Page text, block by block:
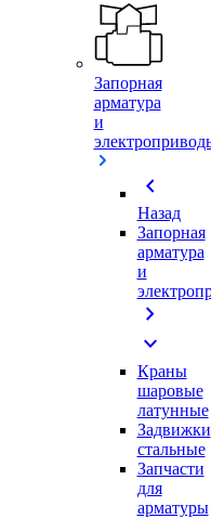
Запорная
арматура
и
chevron_left
Назад
Запорная
арматура
и
chevron_right
expand_more
Краны
шаровые
латунные
Задвижки
стальные
Запчасти
для
арматуры